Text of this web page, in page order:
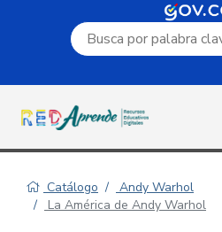
Campo de búsqueda
Catálogo
Andy Warhol
La América de Andy Warhol